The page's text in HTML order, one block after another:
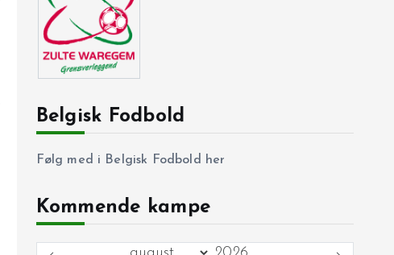
Belgisk Fodbold
Følg med i Belgisk Fodbold her
Kommende kampe